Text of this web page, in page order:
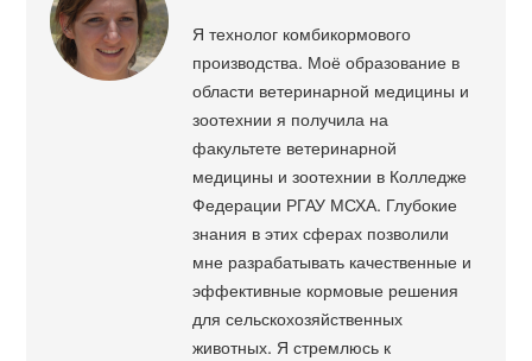
Я технолог комбикормового
производства. Моё образование в
области ветеринарной медицины и
зоотехнии я получила на
факультете ветеринарной
медицины и зоотехнии в Колледже
Федерации РГАУ МСХА. Глубокие
знания в этих сферах позволили
мне разрабатывать качественные и
эффективные кормовые решения
для сельскохозяйственных
животных. Я стремлюсь к